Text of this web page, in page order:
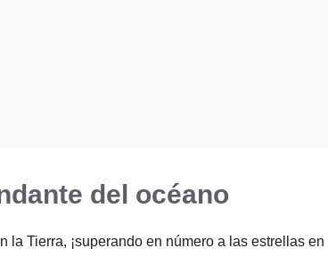
del océano
Tierra, ¡superando en número a las estrellas en